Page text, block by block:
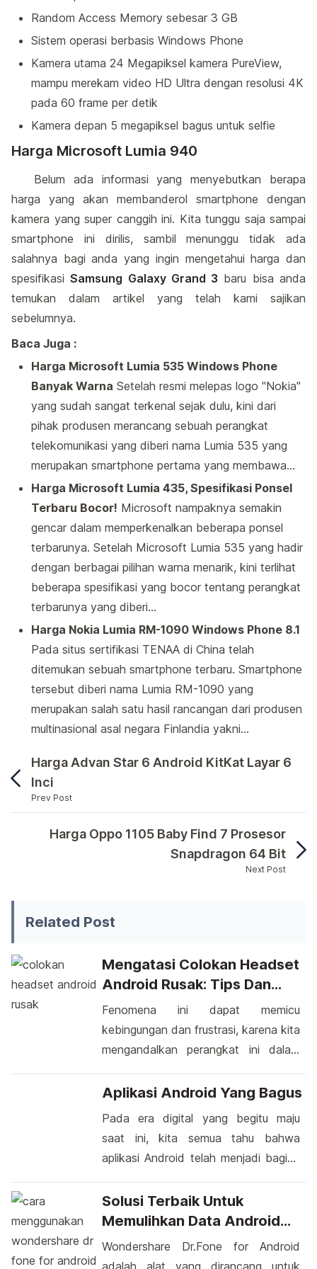
Random Access Memory sebesar 3 GB
Sistem operasi berbasis Windows Phone
Kamera utama 24 Megapiksel kamera PureView,
mampu merekam video HD Ultra dengan resolusi 4K
pada 60 frame per detik
Kamera depan 5 megapiksel bagus untuk selfie
Harga Microsoft Lumia 940
Belum ada informasi yang menyebutkan berapa
harga yang akan membanderol smartphone dengan
kamera yang super canggih ini. Kita tunggu saja sampai
smartphone ini dirilis, sambil menunggu tidak ada
salahnya bagi anda yang ingin mengetahui harga dan
spesifikasiSamsung Galaxy Grand 3 baru bisa anda
temukan dalam artikel yang telah kami sajikan
sebelumnya.
Baca Juga :
Harga Microsoft Lumia 535 Windows Phone
Banyak Warna Setelah resmi melepas logo "Nokia"
yang sudah sangat terkenal sejak dulu, kini dari
pihak produsen merancang sebuah perangkat
telekomunikasi yang diberi nama Lumia 535 yang
merupakan smartphone pertama yang membawa…
Harga Microsoft Lumia 435, Spesifikasi Ponsel
Terbaru Bocor! Microsoft nampaknya semakin
gencar dalam memperkenalkan beberapa ponsel
terbarunya. Setelah Microsoft Lumia 535 yang hadir
dengan berbagai pilihan warna menarik, kini terlihat
beberapa spesifikasi yang bocor tentang perangkat
terbarunya yang diberi…
Harga Nokia Lumia RM-1090 Windows Phone 8.1
Pada situs sertifikasi TENAA di China telah
ditemukan sebuah smartphone terbaru. Smartphone
tersebut diberi nama Lumia RM-1090 yang
merupakan salah satu hasil rancangan dari produsen
multinasional asal negara Finlandia yakni…
Harga Advan Star 6 Android KitKat Layar 6
Inci
Prev Post
Setelah mengambil alih merek Nokia,
Harga Oppo 1105 Baby Find 7 Prosesor
Snapdragon 64 Bit
Next Post
Related Post
Mengatasi Colokan Headset
Android Rusak: Tips Dan
Solusi Praktis
Fenomena ini dapat memicu
kebingungan dan frustrasi, karena kita
mengandalkan perangkat ini dalam
colokan headset Android rusak, itu
merepotkan. Kita sering kali merasa
terputus dari dunia sekitar saat
menggunakan headphone untuk
film, atau mengikuti panggilan telepon.
Tidak jarang juga, masalah ini terjadi
[…]
Aplikasi Android Yang Bagus
Pada era digital yang begitu maju
saat ini, kita semua tahu bahwa
aplikasi Android telah menjadi bagian
sehari-hari kita. Aplikasi-aplikasi ini
menjadi alat yang sangat berguna
Solusi Terbaik Untuk
Memulihkan Data Android
Dengan Wondershare Dr.
Fone
Wondershare Dr.Fone for Android
adalah alat yang dirancang untuk